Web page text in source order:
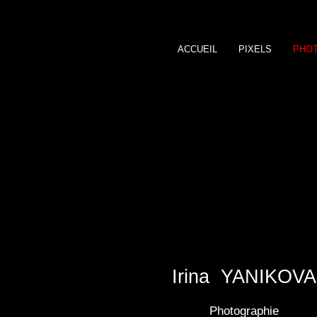
ACCUEIL PIXELS
Irina YANIKOVA
Photographie